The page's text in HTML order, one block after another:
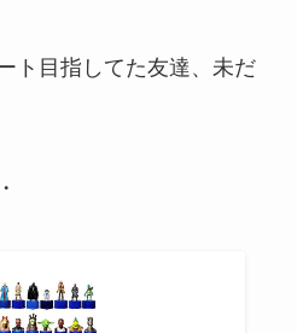
ト目指してた友達、未だ